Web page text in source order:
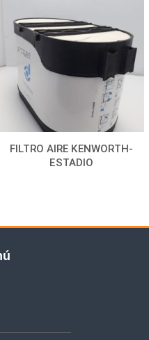
FILTRO AIRE KENWORTH-
ESTADIO